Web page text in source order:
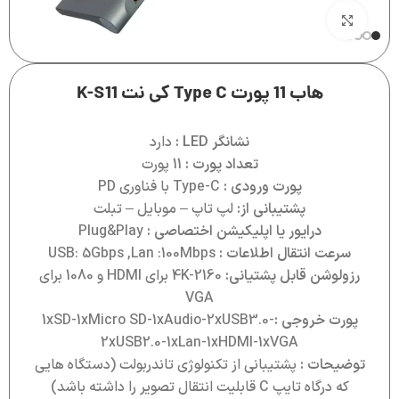
هاب 11 پورت Type C کی نت K-S11
نشانگر LED :
دارد
تعداد پورت : 11 پورت
پورت ورودی :
پشتیبانی از: لپ تاپ – موبایل – تبلت
درایور یا اپلیکیشن اختصاصی : Plug&Play
سرعت انتقال اطلاعات :
رزولوشن قابل پشتیانی:
4K-2160 برای HDMI و 1080 برای
VGA
پورت خروجی :1xSD-1xMicro SD-1xAudio-2xUSB3.0-
2xUSB2.0-1xLan-1xHDMI-1xVGA
توضیحات : پشتیبانی از تکنولوژی تاندربولت (دستگاه هایی
که درگاه تایپ C قابلیت انتقال تصویر را داشته باشد)